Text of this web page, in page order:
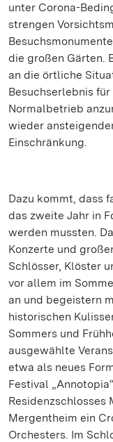
unter Corona-
strengen
die großen Gärten.
an die örtliche
Besuchserlebnis
Normalbetrieb
wieder
Einschränkung.
Dazu kommt, dass
das zweite Jahr in
werden mussten.
Konzerte und
Schlösser, Klöster
vor allem im
an und begeistern
historischen
Sommers und
ausgewählte
etwa als neues
Festival
Residenzschlosses
Mergentheim ein
Orchesters. Im